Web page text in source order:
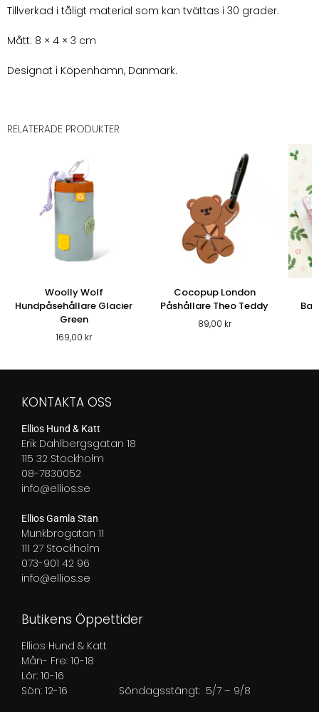
Tillverkad i tåligt material som kan tvättas i 30 grader.
Mått: 8 × 4 × 3 cm
Designat i Köpenhamn, Danmark.
RELATERADE PRODUKTER
Woolly Wolf
Hundpåsehållare Glacier
Green
169,00 kr
Cocopup London
Påshållare Theo Teddy
89,00 kr
KONTAKTA OSS
Ellios Hund & Katt
Erik Dahlbergsgatan 18
115 32 Stockholm
08-7830052
info@ellios.se
Ellios Gamla Stan
Munkbrogatan 11
111 27 Stockholm
073-901 42 96
info@ellios.se
Butikens Öppettider
Ellios Hund & Katt
Mån- Fre: 10-18
Lör: 10-16
Sön: 12-16 Söndagsstängt: 5/7 – 9/8